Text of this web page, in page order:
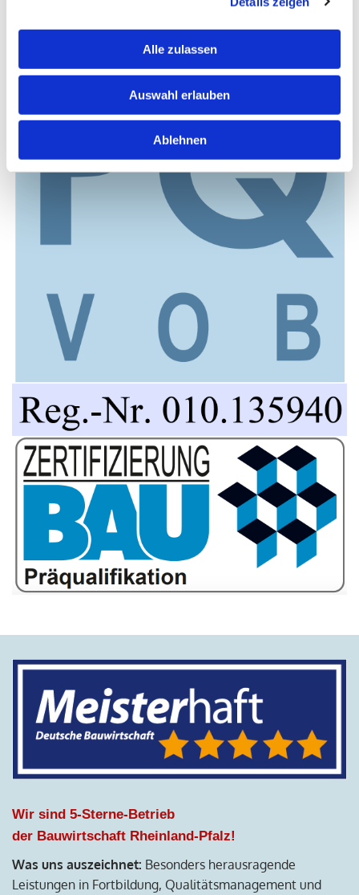
Alle zulassen
Auswahl erlauben
Ablehnen
Wir sind 5-Sterne-Betrieb
der Bauwirtschaft Rheinland-Pfalz!
Was uns auszeichnet: Besonders herausragende
Leistungen in Fortbildung, Qualitätsmanagement und